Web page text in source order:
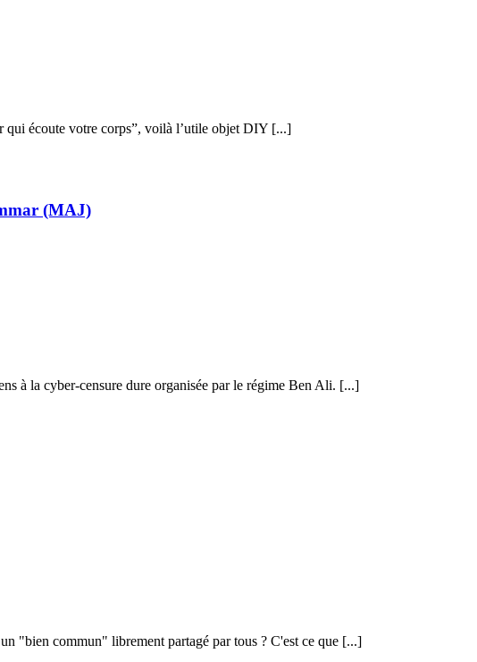
qui écoute votre corps”, voilà l’utile objet DIY [...]
(MAJ)
à la cyber-censure dure organisée par le régime Ben Ali. [...]
"bien commun" librement partagé par tous ? C'est ce que [...]